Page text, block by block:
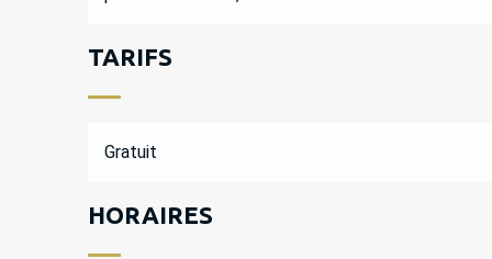
TARIFS
Gratuit
HORAIRES